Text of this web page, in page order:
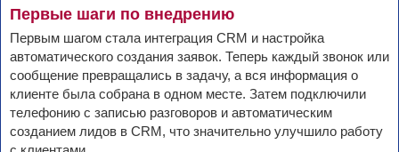
Первые шаги по внедрению
Первым шагом стала интеграция CRM и настройка
автоматического создания заявок. Теперь каждый звонок или
сообщение превращались в задачу, а вся информация о
клиенте была собрана в одном месте. Затем подключили
телефонию с записью разговоров и автоматическим
созданием лидов в CRM, что значительно улучшило работу